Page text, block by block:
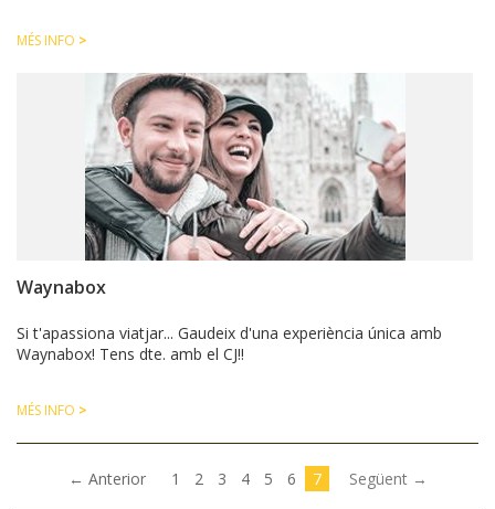
MÉS INFO >
Waynabox
Si t'apassiona viatjar... Gaudeix d'una experiència única amb
Waynabox! Tens dte. amb el CJ!!
MÉS INFO >
← Anterior 1 2 3 4 5 6 7(current)Següent →